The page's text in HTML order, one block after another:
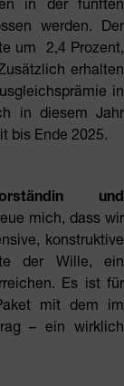
werden. Der
um 2,4 Prozent,
erhalten
in
in diesem Jahr
bis Ende 2025.
und
mich, dass wir
konstruktive
der Wille, ein
Es ist für
mit dem im
– ein wirklich